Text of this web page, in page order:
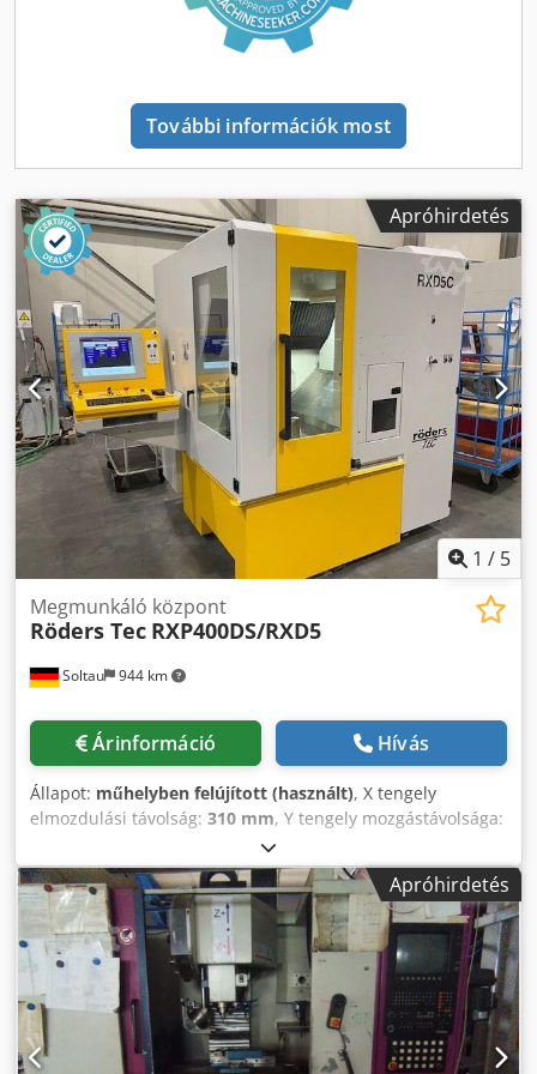
Munkasebesség: 20 m/perc Gyorsjárat: 30 m/perc Max.
előtolóerő: 3.700 N GÉP ADATAI Vezérlés: GE FANUC Series
16i-M Felbontás: 1 µm Sűrített levegő csatlakozás: 6 bar
Teljes csatlakozási igény: 18 kVA Méretek és tömeg Méretek
(H x Sz x M): 2.100 x 1.630 x 2.265 mm Gépsúly: kb. 1.700 kg
További információk most
Apróhirdetés
1 / 5
Soltau 944 km
Megmunkáló központ
Röders Tec RXP400DS/RXD5
Árinformáció Hívás
Állapot: műhelyben felújított (használt), X tengely
elmozdulási távolság: 310 mm, Y tengely mozgástávolsága:
, Z-tengely elmozdulási távolság:
össztömeg:3 000 kg, orsófordulatszám (max.):50 000
ford/min, Használt HSC gép RXP400DS/ RXD5 -elavult- A
gép cégünkben teljes körűen felújított, tesztelt és bemért.
A gép ismét megfelel az új gépi toleranciának!
Munkaterület: - X-tengely: 200 mm Csdpolzhhcofx Agnerf -
Y tengely: 294 mm - Z-tengely: 200 mm - A lineáris
tengelyek hajtásai: Lineáris motorok minden tengelyen. - A
forgó tengelyek hajtásai: Rendkívül dinamikus közvetlen
Apróhirdetés